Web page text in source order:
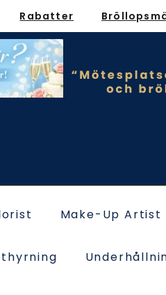
Rabatter
Make-Up Artist